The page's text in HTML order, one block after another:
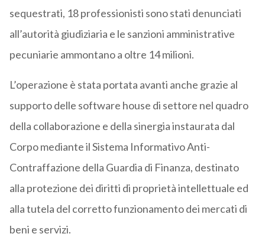
sequestrati, 18 professionisti sono stati denunciati
all’autorità giudiziaria e le sanzioni amministrative
pecuniarie ammontano a oltre 14 milioni.
L’operazione è stata portata avanti anche grazie al
supporto delle software house di settore nel quadro
della collaborazione e della sinergia instaurata dal
Corpo mediante il Sistema Informativo Anti-
Contraffazione della Guardia di Finanza, destinato
alla protezione dei diritti di proprietà intellettuale ed
alla tutela del corretto funzionamento dei mercati di
beni e servizi.